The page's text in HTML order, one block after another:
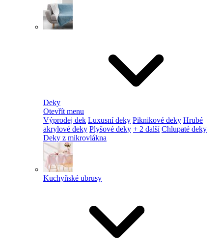
Deky
Otevřít menu
Výprodej dek Luxusní deky Piknikové deky Hrubé
akrylové deky Plyšové deky + 2 další Chlupaté deky
Deky z mikrovlákna
Kuchyňské ubrusy